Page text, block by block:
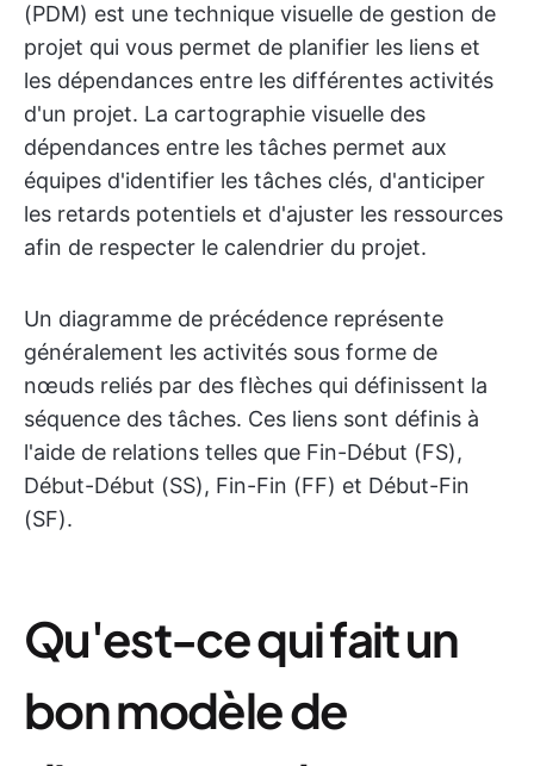
(PDM) est une technique visuelle de gestion de
projet qui vous permet de planifier les liens et
les dépendances entre les différentes activités
d'un projet. La cartographie visuelle des
dépendances entre les tâches permet aux
équipes d'identifier les tâches clés, d'anticiper
les retards potentiels et d'ajuster les ressources
afin de respecter le calendrier du projet.
Un diagramme de précédence représente
généralement les activités sous forme de
nœuds reliés par des flèches qui définissent la
séquence des tâches. Ces liens sont définis à
l'aide de relations telles que Fin-Début (FS),
Début-Début (SS), Fin-Fin (FF) et Début-Fin
(SF).
Qu'est-ce qui fait un
bon modèle de